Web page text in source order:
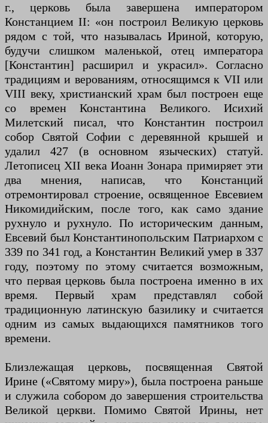
г., церковь была завершена императором
Констанцием II: «он построил Великую церковь
рядом с той, что называлась Ириной, которую,
будучи слишком маленькой, отец императора
[Константин] расширил и украсил». Согласно
традициям и верованиям, относящимся к VII или
VIII веку, христианский храм был построен еще
со времен Константина Великого. Исихий
Милетский писал, что Константин построил
собор Святой Софии с деревянной крышей и
удалил 427 (в основном языческих) статуй.
Летописец XII века Иоанн Зонара примиряет эти
два мнения, написав, что Констанций
отремонтировал строение, освященное Евсевием
Никомидийским, после того, как само здание
рухнуло и рухнуло. По историческим данным,
Евсевий был Константинопольским Патриархом с
339 по 341 год, а Константин Великий умер в 337
году, поэтому по этому считается возможным,
что первая церковь была построена именно в их
время. Первый храм представлял собой
традиционную латинскую базилику и считается
одним из самых выдающихся памятников того
времени.
Близлежащая церковь, посвященная Святой
Ирине («Святому миру»), была построена раньше
и служила собором до завершения строительства
Великой церкви. Помимо Святой Ирины, нет